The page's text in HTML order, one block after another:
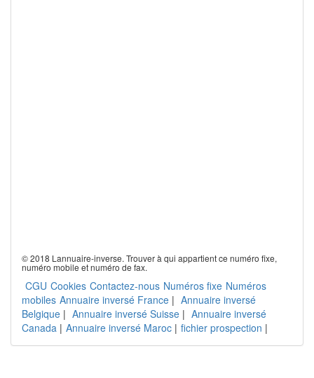
© 2018 Lannuaire-inverse. Trouver à qui appartient ce numéro fixe,
numéro mobile et numéro de fax.
CGU Cookies Contactez-nous Numéros fixe Numéros
mobiles Annuaire inversé France | Annuaire inversé
Belgique | Annuaire inversé Suisse | Annuaire inversé
Canada | Annuaire inversé Maroc | fichier prospection |